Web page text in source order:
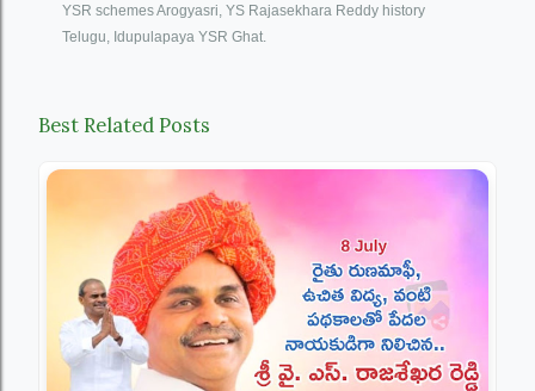
YSR schemes Arogyasri, YS Rajasekhara Reddy history
Telugu, Idupulapaya YSR Ghat.
Best Related Posts